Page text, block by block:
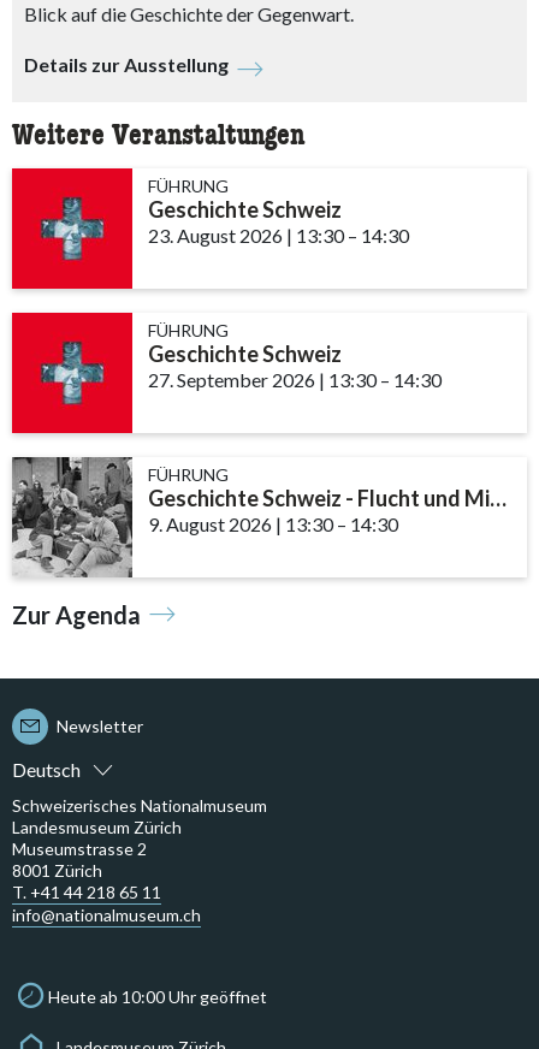
Blick auf die Geschichte der Gegenwart.
Details zur Ausstellung
Weitere Veranstaltungen
FÜHRUNG
Geschichte Schweiz
23. August 2026 | 13:30accessibility.time_to
– 14:30
FÜHRUNG
Geschichte Schweiz
27. September 2026 | 13:30– 14:30
FÜHRUNG
Geschichte Schweiz - Flucht und Migration
9. August 2026 | 13:30accessibility.time_to
– 14:30
Zur Agenda
Deutsch
Newsletter
Schweizerisches Nationalmuseum
Landesmuseum Zürich
Museumstrasse 2
8001 Zürich
T. +41 44 218 65 11
info@nationalmuseum.ch
Heute ab 10:00 Uhr geöffnet